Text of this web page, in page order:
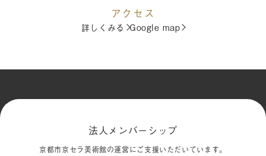
アクセス
詳しくみる Google map
法人メンバーシップ
京都市京セラ美術館の運営にご支援いただいています。